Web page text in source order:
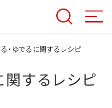
・ゆでるに関するレシピ
関するレシピ